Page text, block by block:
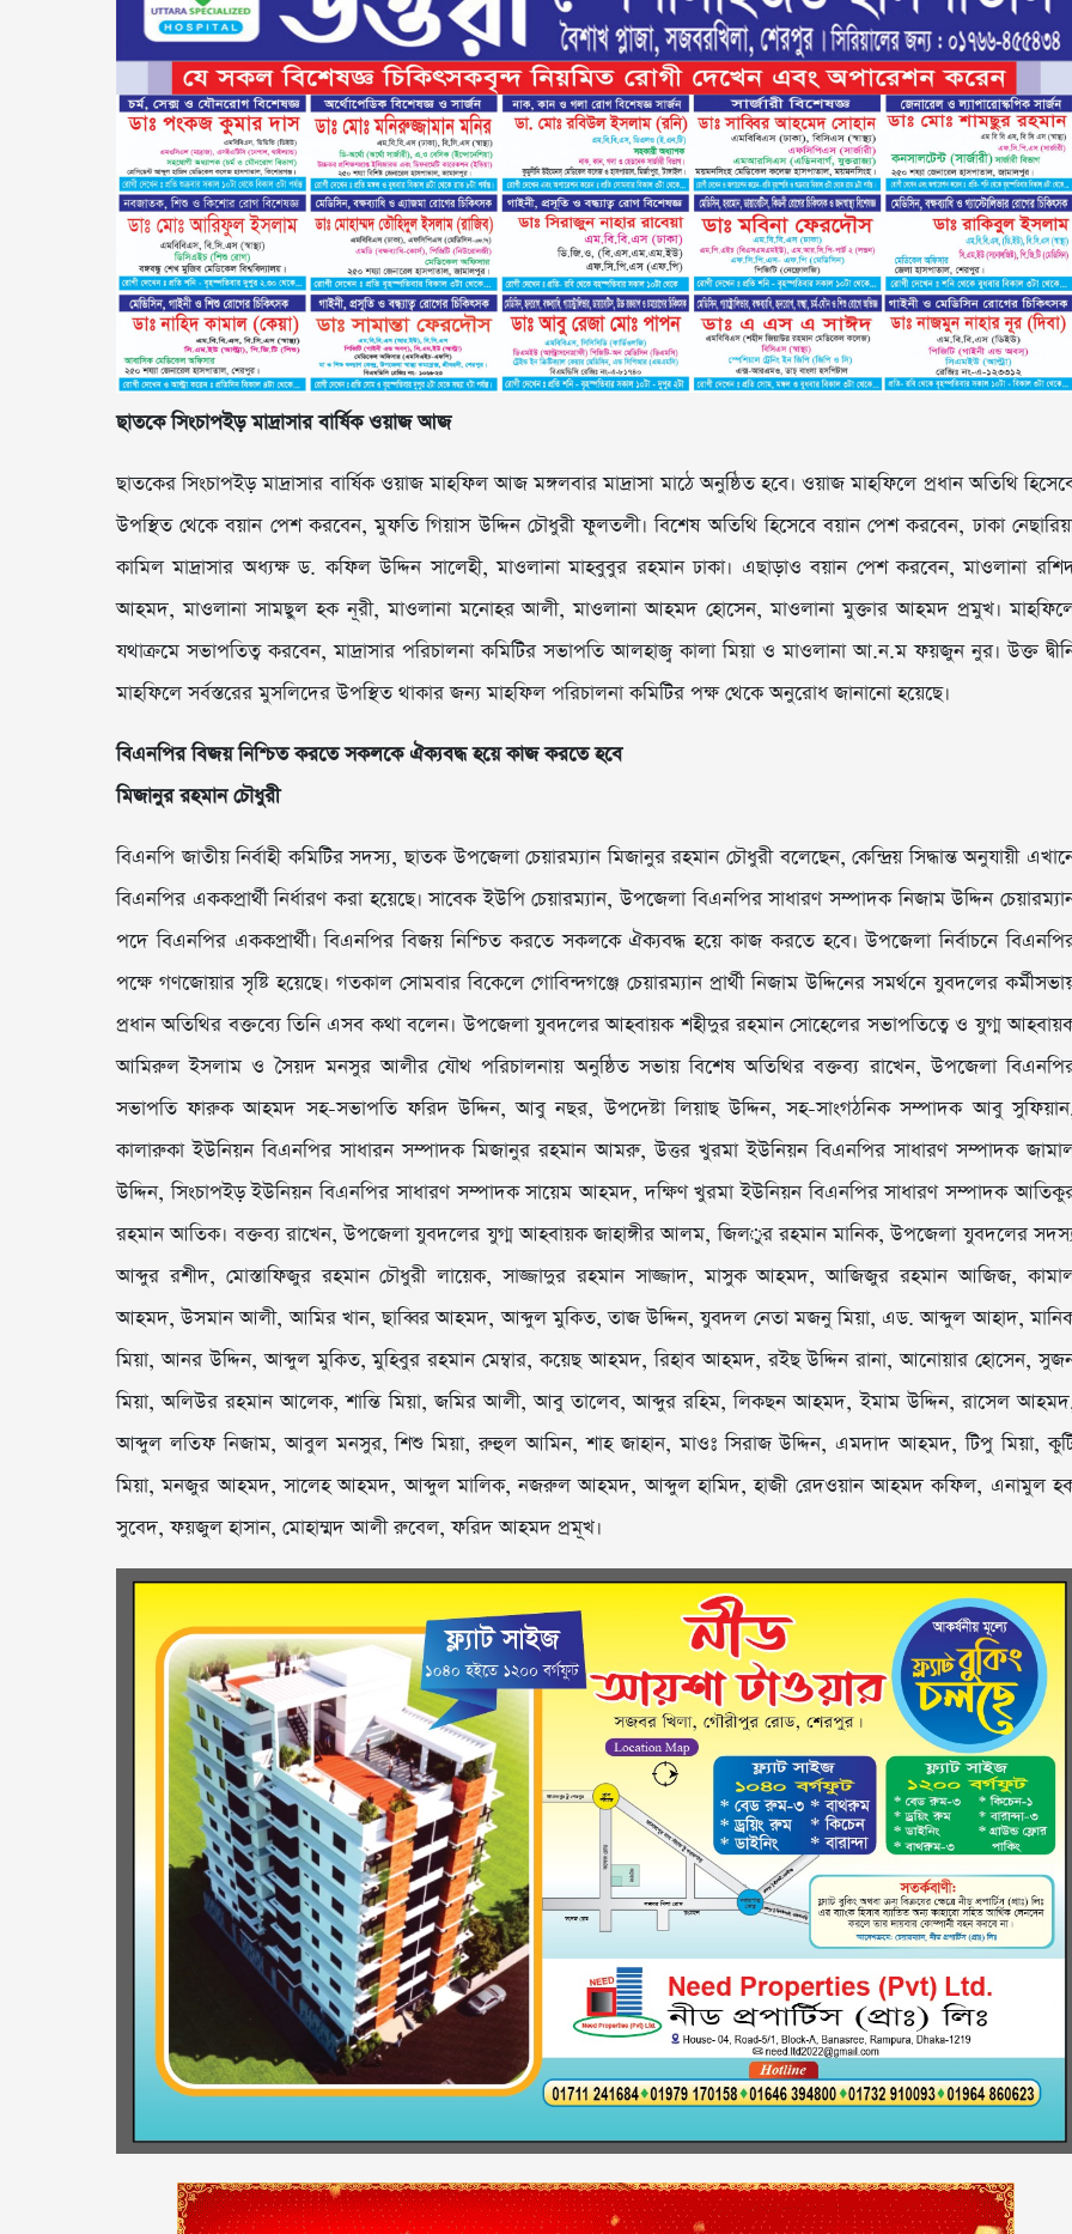
ছাতকে সিংচাপইড় মাদ্রাসার বার্ষিক ওয়াজ আজ
ছাতকের সিংচাপইড় মাদ্রাসার বার্ষিক ওয়াজ মাহফিল আজ মঙ্গলবার মাদ্রাসা মাঠে অনুষ্ঠিত হবে। ওয়াজ মাহফিলে প্রধান অতিথি
উপস্থিত থেকে বয়ান পেশ করবেন, মুফতি গিয়াস উদ্দিন চৌধুরী ফুলতলী। বিশেষ অতিথি হিসেবে বয়ান পেশ করবেন, ঢাকা
কামিল মাদ্রাসার অধ্যক্ষ ড. কফিল উদ্দিন সালেহী, মাওলানা মাহবুবুর রহমান ঢাকা। এছাড়াও বয়ান পেশ করবেন, মাওলানা
আহমদ, মাওলানা সামছুল হক নূরী, মাওলানা মনোহর আলী, মাওলানা আহমদ হোসেন, মাওলানা মুক্তার আহমদ প্রমুখ।
যথাক্রমে সভাপতিত্ব করবেন, মাদ্রাসার পরিচালনা কমিটির সভাপতি আলহাজ্ব কালা মিয়া ও মাওলানা আ.ন.ম ফয়জুন নুর। উক্ত
মাহফিলে সর্বস্তরের মুসলি­দের উপস্থিত থাকার জন্য মাহফিল পরিচালনা কমিটির পক্ষ থেকে অনুরোধ জানানো হয়েছে।
বিএনপির বিজয় নিশ্চিত করতে সকলকে ঐক্যবদ্ধ হয়ে কাজ করতে হবে
মিজানুর রহমান চৌধুরী
বিএনপি জাতীয় নির্বাহী কমিটির সদস্য, ছাতক উপজেলা চেয়ারম্যান মিজানুর রহমান চৌধুরী বলেছেন, কেন্দ্রিয় সিদ্ধান্ত অনুযায়ী
বিএনপির এককপ্রার্থী নির্ধারণ করা হয়েছে। সাবেক ইউপি চেয়ারম্যান, উপজেলা বিএনপির সাধারণ সম্পাদক নিজাম উদ্দিন
পদে বিএনপির এককপ্রার্থী। বিএনপির বিজয় নিশ্চিত করতে সকলকে ঐক্যবদ্ধ হয়ে কাজ করতে হবে। উপজেলা নির্বাচনে
পক্ষে গণজোয়ার সৃষ্টি হয়েছে। গতকাল সোমবার বিকেলে গোবিন্দগঞ্জে চেয়ারম্যান প্রার্থী নিজাম উদ্দিনের সমর্থনে যুবদলের
প্রধান অতিথির বক্তব্যে তিনি এসব কথা বলেন। উপজেলা যুবদলের আহবায়ক শহীদুর রহমান সোহেলের সভাপতিত্বে ও যুগ্ম
আমিরুল ইসলাম ও সৈয়দ মনসুর আলীর যৌথ পরিচালনায় অনুষ্ঠিত সভায় বিশেষ অতিথির বক্তব্য রাখেন, উপজেলা
সভাপতি ফারুক আহমদ সহ-সভাপতি ফরিদ উদ্দিন, আবু নছর, উপদেষ্টা লিয়াছ উদ্দিন, সহ-সাংগঠনিক সম্পাদক আবু
কালারুকা ইউনিয়ন বিএনপির সাধারন সম্পাদক মিজানুর রহমান আমরু, উত্তর খুরমা ইউনিয়ন বিএনপির সাধারণ সম্পাদক
উদ্দিন, সিংচাপইড় ইউনিয়ন বিএনপির সাধারণ সম্পাদক সায়েম আহমদ, দক্ষিণ খুরমা ইউনিয়ন বিএনপির সাধারণ সম্পাদক
রহমান আতিক। বক্তব্য রাখেন, উপজেলা যুবদলের যুগ্ম আহবায়ক জাহাঙ্গীর আলম, জিল­ুর রহমান মানিক, উপজেলা যুবদলের
আব্দুর রশীদ, মোস্তাফিজুর রহমান চৌধুরী লায়েক, সাজ্জাদুর রহমান সাজ্জাদ, মাসুক আহমদ, আজিজুর রহমান আজিজ,
আহমদ, উসমান আলী, আমির খান, ছাব্বির আহমদ, আব্দুল মুকিত, তাজ উদ্দিন, যুবদল নেতা মজনু মিয়া, এড. আব্দুল আহাদ,
মিয়া, আনর উদ্দিন, আব্দুল মুকিত, মুহিবুর রহমান মেম্বার, কয়েছ আহমদ, রিহাব আহমদ, রইছ উদ্দিন রানা, আনোয়ার হোসেন,
মিয়া, অলিউর রহমান আলেক, শান্তি মিয়া, জমির আলী, আবু তালেব, আব্দুর রহিম, লিকছন আহমদ, ইমাম উদ্দিন, রাসেল
আব্দুল লতিফ নিজাম, আবুল মনসুর, শিশু মিয়া, রুহুল আমিন, শাহ জাহান, মাওঃ সিরাজ উদ্দিন, এমদাদ আহমদ, টিপু মিয়া,
মিয়া, মনজুর আহমদ, সালেহ আহমদ, আব্দুল মালিক, নজরুল আহমদ, আব্দুল হামিদ, হাজী রেদওয়ান আহমদ কফিল, এনামুল
সুবেদ, ফয়জুল হাসান, মোহাম্মদ আলী রুবেল, ফরিদ আহমদ প্রমূখ।